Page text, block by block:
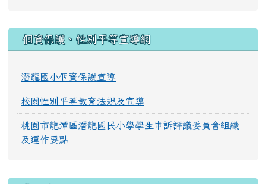
個資保護、性別平等宣導網
潛龍國小個資保護宣導
校園性別平等教育法規及宣導
桃園市龍潭區潛龍國民小學學生申訴評議委員會組織
及運作要點